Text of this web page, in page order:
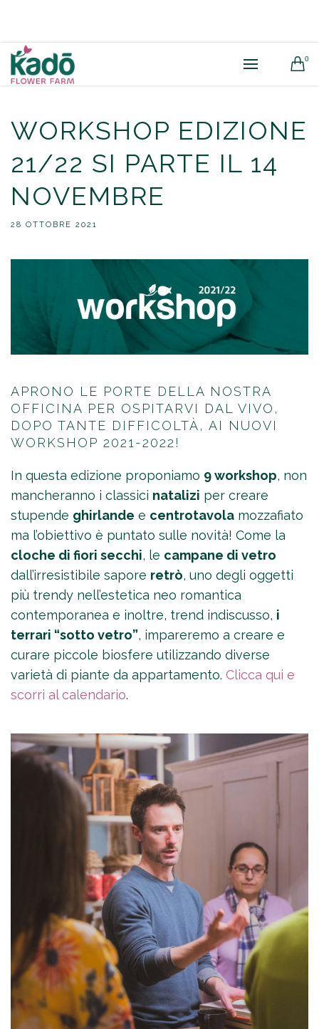
0
WORKSHOP EDIZIONE
21/22 SI PARTE IL 14
NOVEMBRE
28 OTTOBRE 2021
APRONO LE PORTE DELLA NOSTRA
OFFICINA PER OSPITARVI DAL VIVO,
DOPO TANTE DIFFICOLTÀ, AI NUOVI
WORKSHOP 2021-2022!
In questa edizione proponiamo 9 workshop, non
mancheranno i classici natalizi per creare
stupende ghirlande e centrotavola mozzafiato
ma l’obiettivo è puntato sulle novità! Come la
cloche di fiori secchi, le campane di vetro
dall’irresistibile sapore retrò, uno degli oggetti
più trendy nell’estetica neo romantica
contemporanea e inoltre, trend indiscusso, i
terrari “sotto vetro”, impareremo a creare e
curare piccole biosfere utilizzando diverse
varietà di piante da appartamento. Clicca qui e
scorri al calendario.